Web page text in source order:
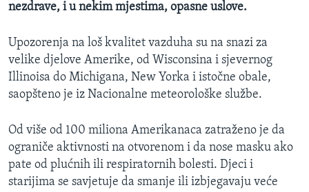
nezdrave, i u nekim mjestima, opasne uslove.
Upozorenja na loš kvalitet vazduha su na snazi za
velike djelove Amerike, od Wisconsina i sjevernog
Illinoisa do Michigana, New Yorka i istočne obale,
saopšteno je iz Nacionalne meteorološke službe.
Od više od 100 miliona Amerikanaca zatraženo je da
ograniče aktivnosti na otvorenom i da nose masku ako
pate od plućnih ili respiratornih bolesti. Djeci i
starijima se savjetuje da smanje ili izbjegavaju veće